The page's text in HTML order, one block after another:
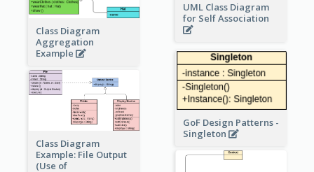
UML Class Diagram
for Self Association
Class Diagram
Aggregation
Example
GoF Design Patterns -
Singleton
Class Diagram
Example: File Output
(Use of